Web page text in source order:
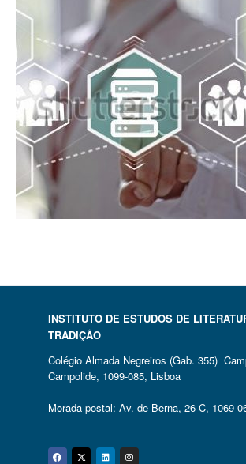
INSTITUTO DE ESTUDOS DE
TRADIÇÃO
Colégio Almada Negreiros (Gab. 355)
Campolide, 1099-085, Lisboa
Morada postal: Av. de Berna, 26 C, 1069-